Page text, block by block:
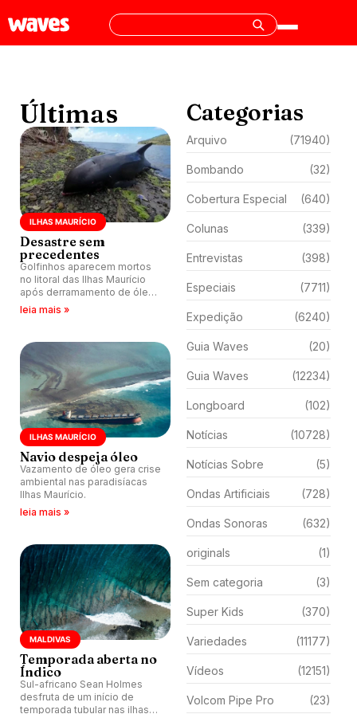
Últimas
ILHAS MAURÍCIO
Desastre sem
precedentes
Golfinhos aparecem mortos
no litoral das Ilhas Maurício
após derramamento de óleo
na região.
leia mais »
ILHAS MAURÍCIO
Navio despeja óleo
Vazamento de óleo gera crise
ambiental nas paradisíacas
Ilhas Maurício.
leia mais »
MALDIVAS
Temporada aberta no
Índico
Sul-africano Sean Holmes
desfruta de um início de
temporada tubular nas ilhas
Categorias
Arquivo (71940)
Bombando (32)
Cobertura Especial (640)
Colunas (339)
Entrevistas (398)
Especiais (7711)
Expedição (6240)
Guia Waves (20)
Guia Waves (12234)
Longboard (102)
Notícias (10728)
Notícias Sobre (5)
Ondas Artificiais (728)
Ondas Sonoras (632)
originals (1)
Sem categoria (3)
Super Kids (370)
Variedades (11177)
Vídeos (12151)
Volcom Pipe Pro (23)